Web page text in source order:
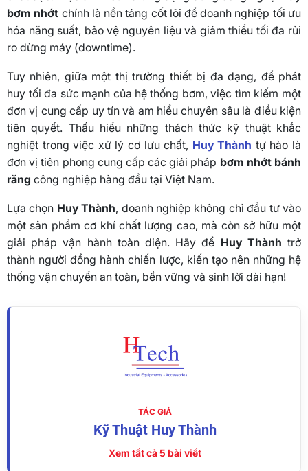
bơm nhớt chính là nền tảng cốt lõi để doanh nghiệp tối ưu
hóa năng suất, bảo vệ nguyên liệu và giảm thiểu tối đa rủi
ro dừng máy (downtime).
Tuy nhiên, giữa một thị trường thiết bị đa dạng, để phát
huy tối đa sức mạnh của hệ thống bơm, việc tìm kiếm một
đơn vị cung cấp uy tín và am hiểu chuyên sâu là điều kiện
tiên quyết. Thấu hiểu những thách thức kỹ thuật khắc
nghiệt trong việc xử lý cơ lưu chất, Huy Thành tự hào là
đơn vị tiên phong cung cấp các giải pháp bơm nhớt bánh
răng công nghiệp hàng đầu tại Việt Nam.
Lựa chọn Huy Thành, doanh nghiệp không chỉ đầu tư vào
một sản phẩm cơ khí chất lượng cao, mà còn sở hữu một
giải pháp vận hành toàn diện. Hãy để Huy Thành trở
thành người đồng hành chiến lược, kiến tạo nên những hệ
thống vận chuyển an toàn, bền vững và sinh lời dài hạn!
TÁC GIẢ
Kỹ Thuật Huy Thành
Xem tất cả 5 bài viết